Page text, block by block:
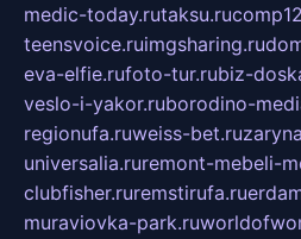
medic-today.rutaksu.ru
teensvoice.ruimgsharing.ru
eva-elfie.rufoto-tur.rubiz-
veslo-i-yakor.ruborodino-
regionufa.ruweiss-bet.ru
universalia.ruremont-mebeli-
clubfisher.ruremstirufa.ru
muraviovka-park.ru